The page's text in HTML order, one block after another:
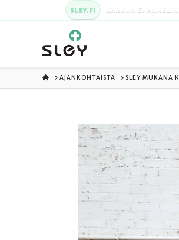
SLEY.FI KARKUN
ETUSIVU
AJANKOHTAISTA SLEY MUKANA